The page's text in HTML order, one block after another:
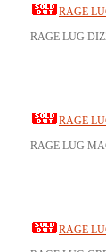
RAGE
RAGE LUG
RAGE
RAGE LUG
RAGE